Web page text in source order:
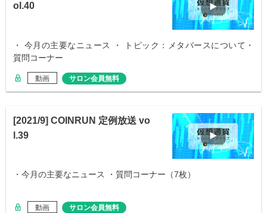
ol.40
・ 今月の主要なニュース ・ トピック：メタバースについて・
質問コーナー
動画 サロン会員無料
[2021/9] COINRUN 定例放送 vo
l.39
・今月の主要なニュース ・質問コーナー（7枚）
動画 サロン会員無料